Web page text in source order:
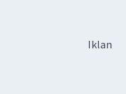
Iklan